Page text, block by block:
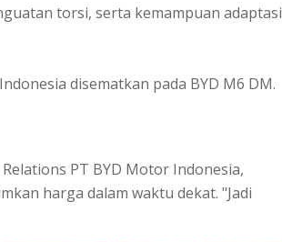
torsi, serta kemampuan adaptasi
disematkan pada BYD M6 DM.
PT BYD Motor Indonesia,
harga dalam waktu dekat. "Jadi